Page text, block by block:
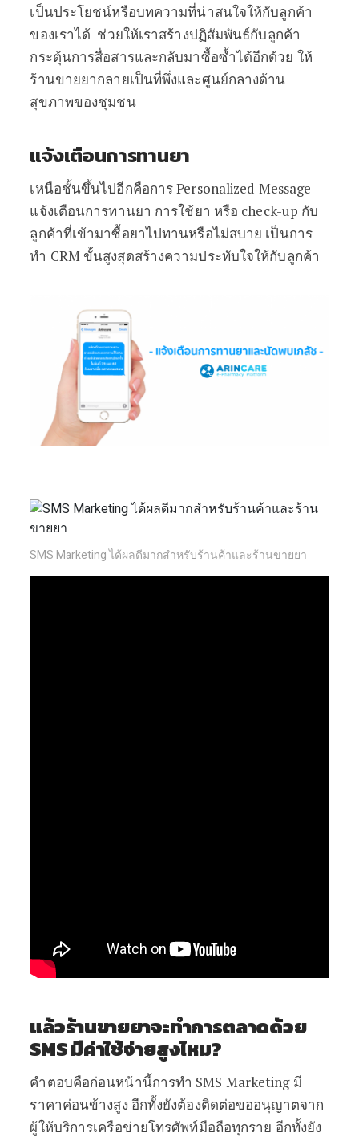
เป็นประโยชน์หรือบทความที่น่าสนใจให้กับลูกค้า
ของเราได้ ช่วยให้เราสร้างปฏิสัมพันธ์กับลูกค้า
กระตุ้นการสื่อสารและกลับมาซื้อซ้ำได้อีกด้วย ให้
ร้านขายยากลายเป็นที่พึ่งและศูนย์กลางด้าน
สุขภาพของชุมชน
แจ้งเตือนการทานยา
เหนือชั้นขึ้นไปอีกคือการ Personalized Message
แจ้งเตือนการทานยา การใช้ยา หรือ check-up กับ
ลูกค้าที่เข้ามาซื้อยาไปทานหรือไม่สบาย เป็นการ
ทำ CRM ขั้นสูงสุดสร้างความประทับใจให้กับลูกค้า
SMS Marketing ได้ผลดีมากสำหรับร้านค้าและร้านขายยา
แล้วร้านขายยาจะทำการตลาดด้วย
SMS มีค่าใช้จ่ายสูงไหม?
คำตอบคือก่อนหน้านี้การทำ SMS Marketing มี
ราคาค่อนข้างสูง อีกทั้งยังต้องติดต่อขออนุญาตจาก
ผู้ให้บริการเครือข่ายโทรศัพท์มือถือทุกราย อีกทั้งยัง